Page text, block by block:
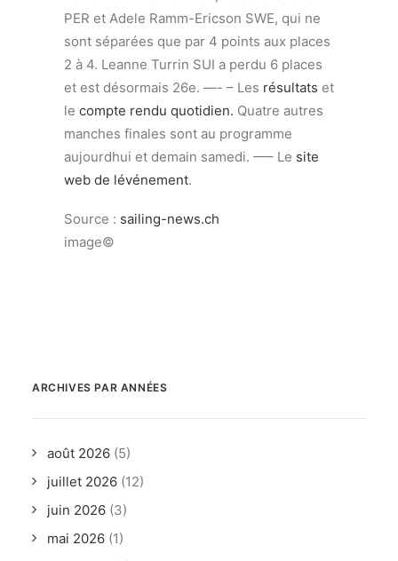
PER et Adele Ramm-Ericson SWE, qui ne
sont séparées que par 4 points aux places
2 à 4. Leanne Turrin SUI a perdu 6 places
et est désormais 26e. —- – Les résultats et
le compte rendu quotidien. Quatre autres
manches finales sont au programme
aujourdhui et demain samedi. —– Le site
web de lévénement.
Source : sailing-news.ch
image©
ARCHIVES PAR ANNÉES
août 2026 (5)
juillet 2026 (12)
juin 2026 (3)
mai 2026 (1)